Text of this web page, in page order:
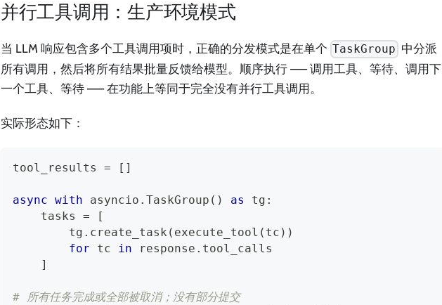
并行工具调用：生产环境模式
当 LLM 响应包含多个工具调用项时，正确的分发模式是在单个 TaskGroup 中分派
所有调用，然后将所有结果批量反馈给模型。顺序执行 —— 调用工具、等待、调用下
一个工具、等待 —— 在功能上等同于完全没有并行工具调用。
实际形态如下：
tool_results = [ ]
async with asyncio . TaskGroup ( ) as tg :
    tasks
=
[
        tg
. create_task ( execute_tool ( tc ) )
for tc in response . tool_calls
]
# 所有任务完成或全部被取消；没有部分提交